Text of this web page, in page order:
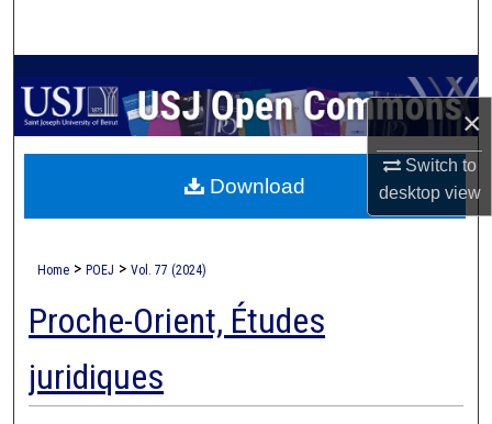
×
Switch to
desktopview
My Account
About
Home > POEJ > Vol. 77 (2024)
Proche-Orient, Études
juridiques
Download